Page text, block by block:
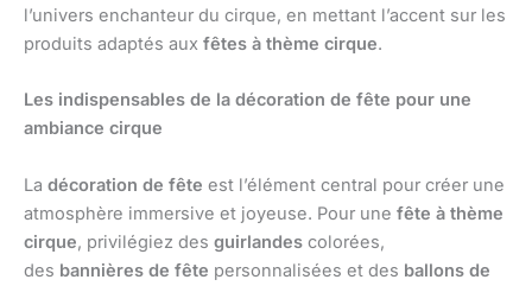
l’univers enchanteur du cirque, en mettant l’accent sur les
produits adaptés aux fêtes à thème cirque.
Les indispensables de la décoration de fête pour une
ambiance cirque
La décoration de fête est l’élément central pour créer une
atmosphère immersive et joyeuse. Pour une fête à thème
cirque, privilégiez des guirlandes colorées,
des bannières de fête personnalisées et des ballons de